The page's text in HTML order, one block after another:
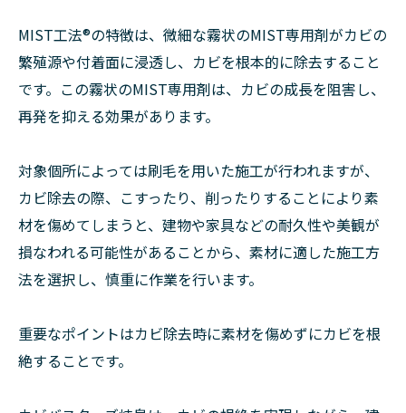
MIST工法®の特徴は、微細な霧状のMIST専用剤がカビの
繁殖源や付着面に浸透し、カビを根本的に除去すること
です。この霧状のMIST専用剤は、カビの成長を阻害し、
再発を抑える効果があります。
対象個所によっては刷毛を用いた施工が行われますが、
カビ除去の際、こすったり、削ったりすることにより素
材を傷めてしまうと、建物や家具などの耐久性や美観が
損なわれる可能性があることから、素材に適した施工方
法を選択し、慎重に作業を行います。
重要なポイントはカビ除去時に素材を傷めずにカビを根
絶することです。